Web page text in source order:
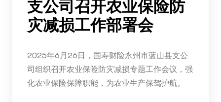
支公司召开农业保险防
灾减损工作部署会
2025年6月26日，国寿财险永州市蓝山县支公
司组织召开农业保险防灾减损专题工作会议，强
化农业保险保障职能，为农业生产保驾护航。